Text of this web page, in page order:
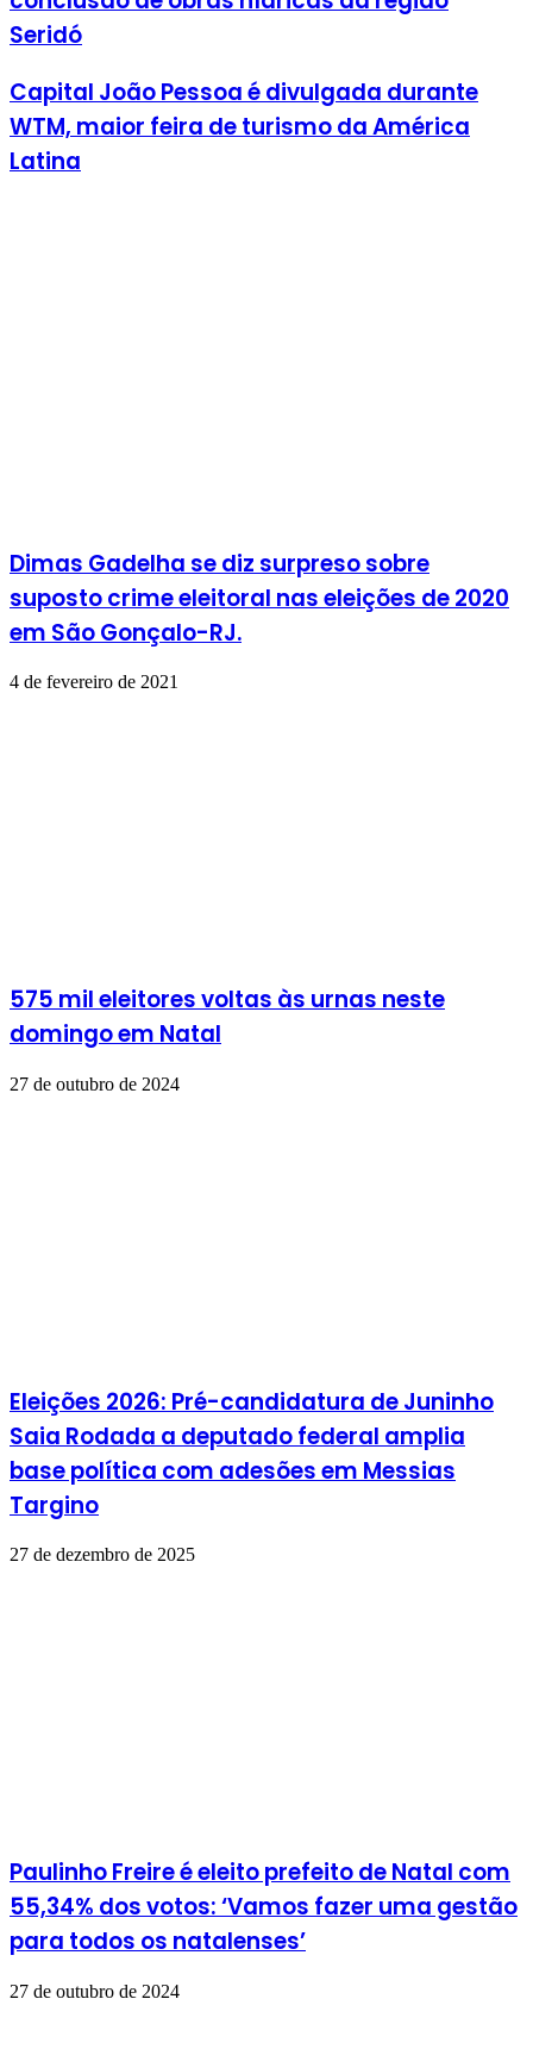
Seridó
Capital João Pessoa é divulgada durante
WTM, maior feira de turismo da América
Latina
Dimas Gadelha se diz surpreso sobre
suposto crime eleitoral nas eleições de 2020
em São Gonçalo-RJ.
4 de fevereiro de 2021
575 mil eleitores voltas às urnas neste
domingo em Natal
27 de outubro de 2024
Eleições 2026: Pré-candidatura de Juninho
Saia Rodada a deputado federal amplia
base política com adesões em Messias
Targino
27 de dezembro de 2025
Paulinho Freire é eleito prefeito de Natal com
55,34% dos votos: ‘Vamos fazer uma gestão
para todos os natalenses’
27 de outubro de 2024